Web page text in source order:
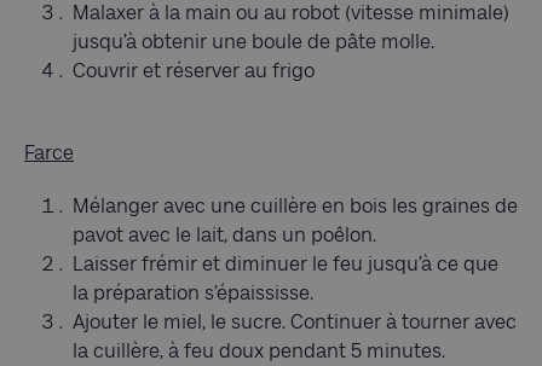
Malaxer à la main ou au robot (vitesse minimale)
jusqu’à obtenir une boule de pâte molle.
Couvrir et réserver au frigo
Farce
Mélanger avec une cuillère en bois les graines de
pavot avec le lait, dans un poêlon.
Laisser frémir et diminuer le feu jusqu’à ce que
la préparation s’épaississe.
Ajouter le miel, le sucre. Continuer à tourner avec
la cuillère, à feu doux pendant 5 minutes.